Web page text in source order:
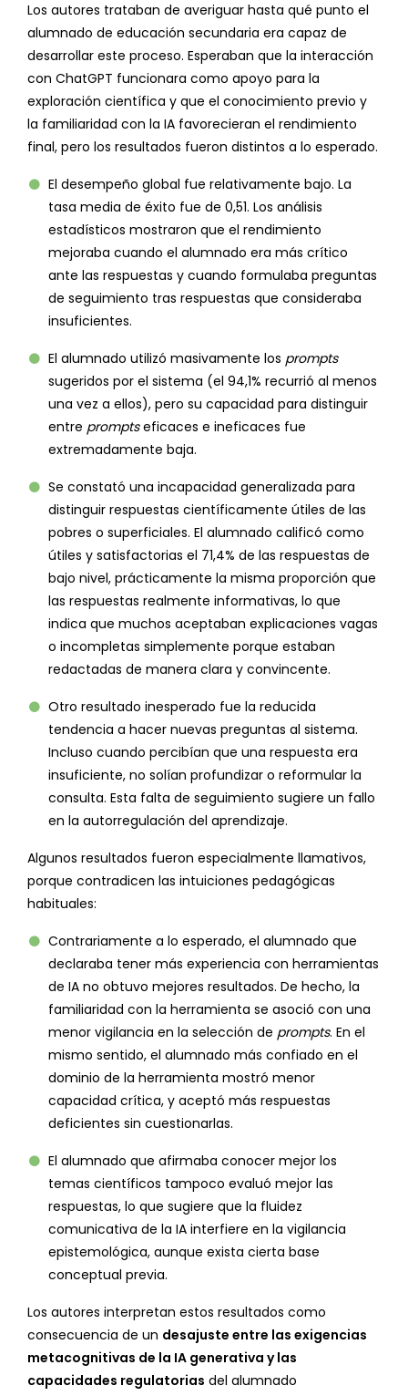
Los autores trataban de averiguar hasta qué punto el
alumnado de educación secundaria era capaz de
desarrollar este proceso. Esperaban que la interacción
con ChatGPT funcionara como apoyo para la
exploración científica y que el conocimiento previo y
la familiaridad con la IA favorecieran el rendimiento
final, pero los resultados fueron distintos a lo esperado.
El desempeño global fue relativamente bajo. La
tasa media de éxito fue de 0,51. Los análisis
estadísticos mostraron que el rendimiento
mejoraba cuando el alumnado era más crítico
ante las respuestas y cuando formulaba preguntas
de seguimiento tras respuestas que consideraba
insuficientes.
El alumnado utilizó masivamente los prompts
sugeridos por el sistema (el 94,1% recurrió al menos
una vez a ellos), pero su capacidad para distinguir
entre promptseficaces e ineficaces fue
extremadamente baja.
Se constató una incapacidad generalizada para
distinguir respuestas científicamente útiles de las
pobres o superficiales. El alumnado calificó como
útiles y satisfactorias el 71,4% de las respuestas de
bajo nivel, prácticamente la misma proporción que
las respuestas realmente informativas, lo que
indica que muchos aceptaban explicaciones vagas
o incompletas simplemente porque estaban
redactadas de manera clara y convincente.
Otro resultado inesperado fue la reducida
tendencia a hacer nuevas preguntas al sistema.
Incluso cuando percibían que una respuesta era
insuficiente, no solían profundizar o reformular la
consulta. Esta falta de seguimiento sugiere un fallo
en la autorregulación del aprendizaje.
Algunos resultados fueron especialmente llamativos,
porque contradicen las intuiciones pedagógicas
habituales:
Contrariamente a lo esperado, el alumnado que
declaraba tener más experiencia con herramientas
de IA no obtuvo mejores resultados. De hecho, la
familiaridad con la herramienta se asoció con una
menor vigilancia en la selección de prompts. En el
mismo sentido, el alumnado más confiado en el
dominio de la herramienta mostró menor
capacidad crítica, y aceptó más respuestas
deficientes sin cuestionarlas.
El alumnado que afirmaba conocer mejor los
temas científicos tampoco evaluó mejor las
respuestas, lo que sugiere que la fluidez
comunicativa de la IA interfiere en la vigilancia
epistemológica, aunque exista cierta base
conceptual previa.
Los autores interpretan estos resultados como
consecuencia de un desajuste entre las exigencias
metacognitivas de la IA generativa y las
capacidades regulatorias del alumnado